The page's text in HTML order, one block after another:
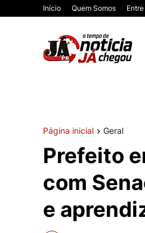
Início Quem Somos
Página inicial Geral
Prefeito
com
e